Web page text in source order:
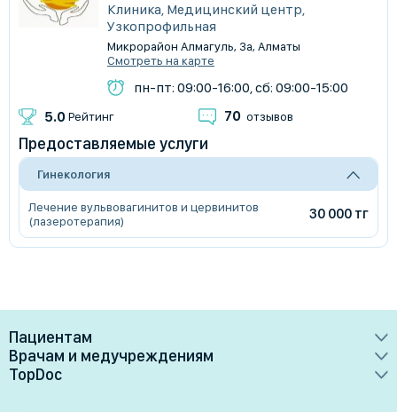
Клиника, Медицинский центр,
Узкопрофильная
Микрорайон Алмагуль, 3а, Алматы
Смотреть на карте
пн-пт: 09:00-16:00, сб: 09:00-15:00
5.0 Рейтинг 70 отзывов
Предоставляемые услуги
Гинекология
Лечение вульвовагинитов и цервинитов
(лазеротерапия)
30 000 тг
Пациентам
Врачи
Клиники
Врачам и медучреждениям
Преимущества
TopDoc